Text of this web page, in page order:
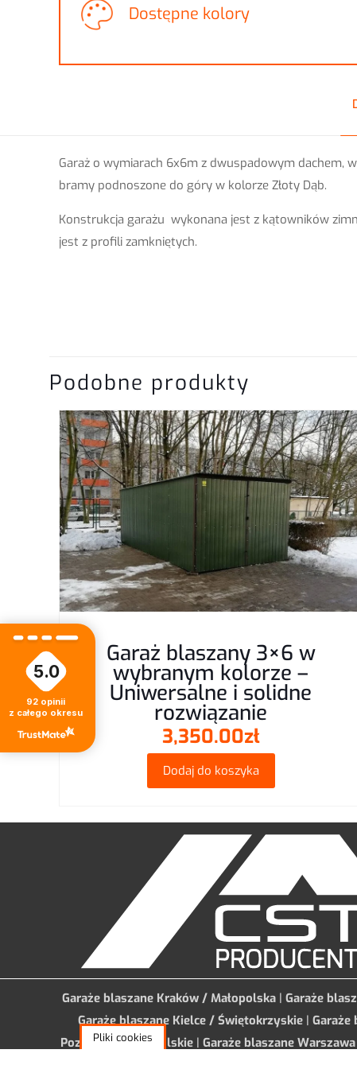
Dostępne kolory
Garaż o wymiarach 6x6m z dwuspadowym dachem,
bramy podnoszone do góry w kolorze Złoty Dąb.
Konstrukcja garażu wykonana jest z kątowników
jest z profili zamkniętych.
PANEL z
Twój adres email
Twoja ocena*
Nazwa*
Proszę wpisać
trzy × 3 =
Podobne produkty
Garaż blaszany 3×6 w
wybranym kolorze –
Uniwersalne i solidne
rozwiązanie
3,350.00zł
Dodaj do koszyka
Garaże blaszane Kraków / Małopolska | Garaże
Garaże blaszane Kielce / Świętokrzyskie| Garaże
Poznań / Wielkopolskie | Garaże blaszane
Pliki cookies
5.0
92 opinii
z całego okresu